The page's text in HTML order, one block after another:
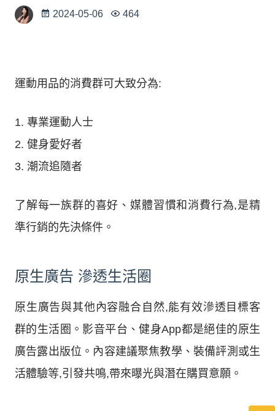
2024-05-06 464
運動用品的消費群可大致分為:
1. 專業運動人士
2. 健身愛好者
3. 潮流追隨者
了解每一族群的喜好、媒體習慣和消費行為,是精
準行銷的先決條件。
原生廣告 滲透生活圈
原生廣告與其他內容融合自然,能有效滲透目標客
群的生活圈。影音平台、健身App都是絕佳的原生
廣告露出版位。內容建議聚焦教學、裝備評測或生
活體驗等,引發共鳴,帶來曝光與潛在購買意願。